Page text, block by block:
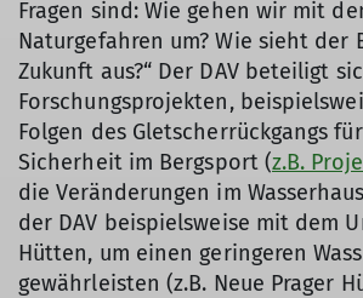
Fragen sind: Wie gehen wir mit
Naturgefahren um? Wie sieht der
Zukunft aus?“ Der DAV beteiligt
Forschungsprojekten,
Folgen des Gletscherrückgangs
Sicherheit im Bergsport (z.B.
die Veränderungen im
der DAV beispielsweise mit dem
Hütten, um einen geringeren
gewährleisten (z.B. Neue Prager